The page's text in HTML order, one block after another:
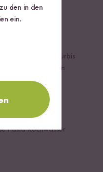
zerkleinerten Kürbis
ca. 20-25 Minuten
Pasta Kochwasser
den in den
ein.